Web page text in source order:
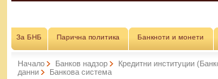
За БНБ Парична политика Банкноти и монети
Начало Банков надзор Кредитни институции
данни
Банкова система